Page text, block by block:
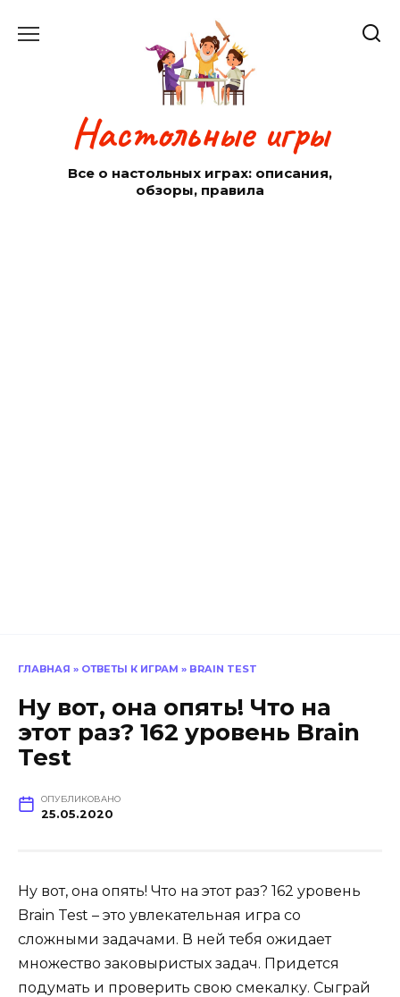
Настольные игры
Все о настольных играх: описания,
обзоры, правила
ГЛАВНАЯ » ОТВЕТЫ К ИГРАМ » BRAIN TEST
Ну вот, она опять! Что на
этот раз? 162 уровень Brain
Test
ОПУБЛИКОВАНО
25.05.2020
Ну вот, она опять! Что на этот раз? 162 уровень
Brain Test – это увлекательная игра со
сложными задачами. В ней тебя ожидает
множество заковыристых задач. Придется
подумать и проверить свою смекалку. Сыграй